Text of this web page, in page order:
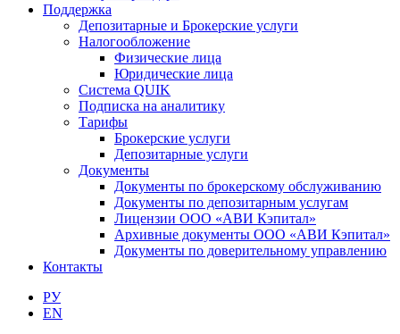
Поддержка
Депозитарные и Брокерские услуги
Налогообложение
Физические лица
Юридические лица
Система QUIK
Подписка на аналитику
Тарифы
Брокерские услуги
Депозитарные услуги
Документы
Документы по брокерскому обслуживанию
Документы по депозитарным услугам
Лицензии ООО «АВИ Кэпитал»
Архивные документы ООО «АВИ Кэпитал»
Документы по доверительному управлению
Контакты
РУ
EN